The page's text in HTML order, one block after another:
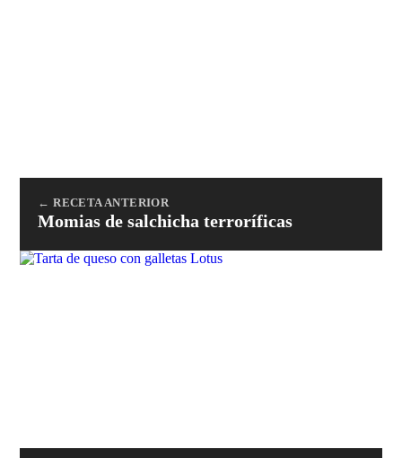
← RECETA ANTERIOR
Momias de salchicha terroríficas